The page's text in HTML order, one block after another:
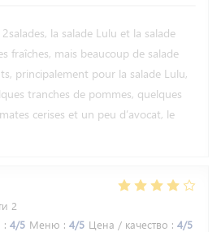
la salade Lulu et la salade
fraîches, mais beaucoup de salade
principalement pour la salade Lulu,
tranches de pommes, quelques
cerises et un peu d’avocat, le
2
: 4/5 Меню : 4/5 Цена / качество : 4/5